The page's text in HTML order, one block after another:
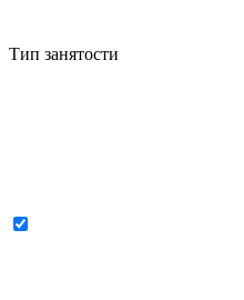
Тип занятости